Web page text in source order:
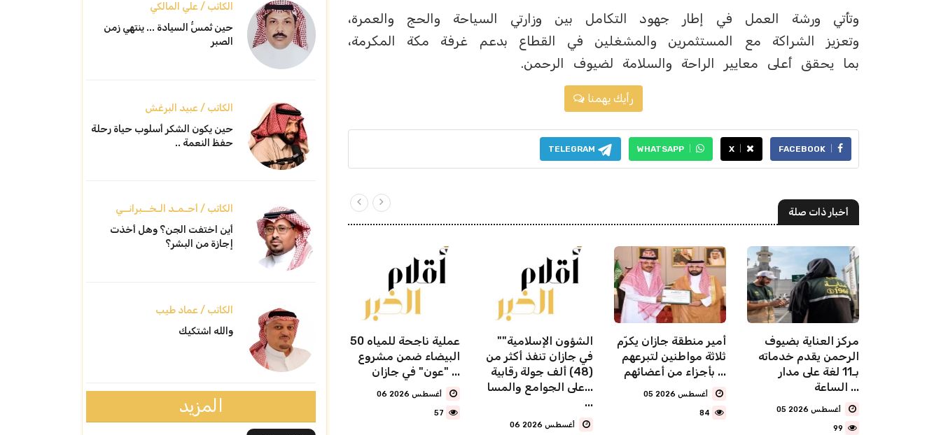
وتأتي ورشة العمل في إطار جهود التكامل بين وزارتي السياحة والحج والعمرة،
وتعزيز الشراكة مع المستثمرين والمشغلين في القطاع بدعم غرفة مكة المكرمة،
بما يحقق أعلى معايير الراحة والسلامة لضيوف الرحمن.
رأيك يهمنا
FACEBOOK
X
WHATSAPP
TELEGRAM
أخبار ذات صلة
50 عملية ناجحة للمياه
البيضاء ضمن مشروع
"عون" في جازان ...
57
"الشؤون الإسلامية"
في جازان تنفذ أكثر من
(48) ألف جولة رقابية
على الجوامع والمسا...
...
أمير منطقة جازان يكرّم
ثلاثة مواطنين لتبرعهم
بأجزاء من أعضائهم ...
84
مركز العناية بضيوف
الرحمن يقدم خدماته
بـ11 لغة على مدار
الساعة ...
99
الكاتب / علي المالكي
حين تُمسُّ السيادة ... ينتهي زمن
الصبر
الكاتب / عبيد البرغش
حين يكون الشكر أسلوب حياة رحلة
حفظ النعمة ..
الكاتب / أحـمـد الـخــبرانــي
أين اختفت الجن؟ وهل أخذت
إجازة من البشر؟
الكاتب / عماد طيب
والله اشتكيك
المزيد